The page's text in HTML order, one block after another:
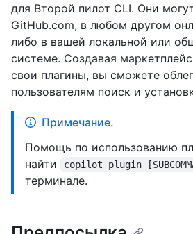
для Второй пилот CLI. Они
GitHub.com, в любом другом
либо в вашей локальной или
системе. Создавая
свои плагины, вы сможете
пользователям поиск и
Примечание.
Помощь по использованию
найти
copilot plugin
терминале.